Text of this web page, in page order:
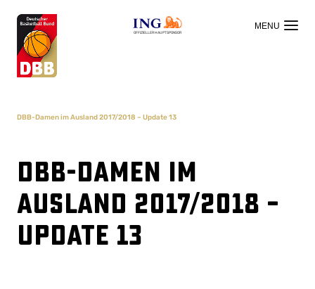
OFFIZIELLER HAUPTSPONSOR
DBB-Damen im Ausland 2017/2018 – Update 13
DBB-Damen im
Ausland 2017/2018 –
Update 13